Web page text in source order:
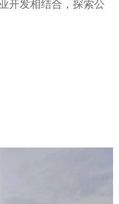
开发相结合，探索公